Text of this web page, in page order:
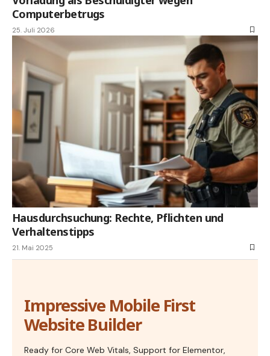
Computerbetrugs
25. Juli 2026
Hausdurchsuchung: Rechte, Pflichten und
Verhaltenstipps
21. Mai 2025
Impressive Mobile First
Website Builder
Ready for Core Web Vitals, Support for Elementor,